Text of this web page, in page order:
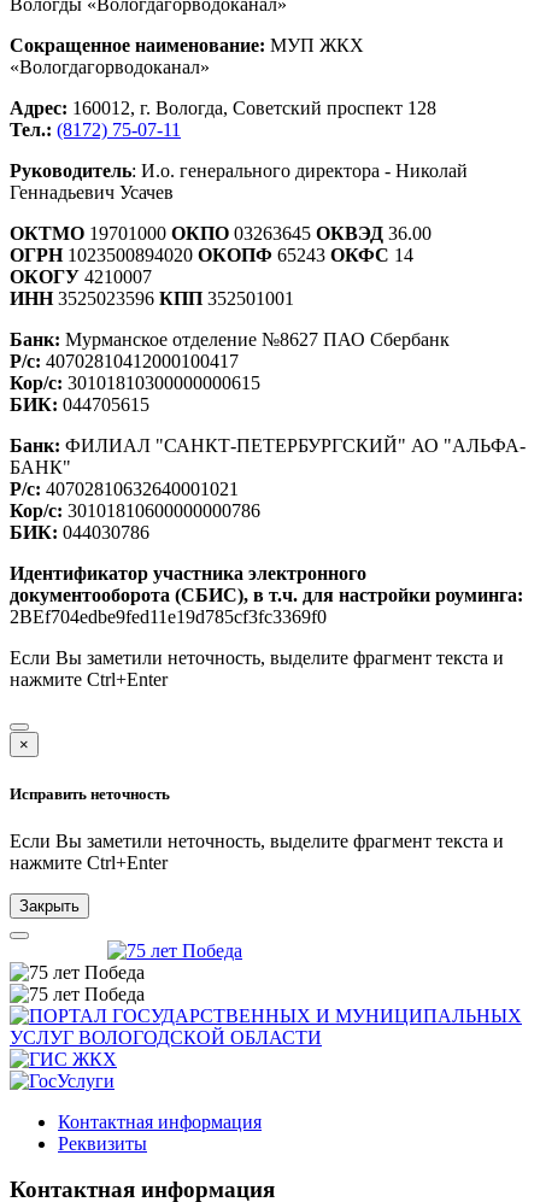
Вологды «Вологдагорводоканал»
Сокращенное наименование: МУП ЖКХ
«Вологдагорводоканал»
Адрес: 160012, г. Вологда, Советский проспект 128
Тел.: (8172) 75-07-11
Руководитель: И.о. генерального директора - Николай
Геннадьевич Усачев
ОКТМО 19701000 ОКПО 03263645 ОКВЭД 36.00
ОГРН1023500894020 ОКОПФ 65243 ОКФС 14
ОКОГУ 4210007
ИНН3525023596 КПП 352501001
Банк: Мурманское отделение №8627 ПАО Сбербанк
Р/с: 40702810412000100417
Кор/с: 30101810300000000615
БИК: 044705615
Банк: ФИЛИАЛ "САНКТ-ПЕТЕРБУРГСКИЙ" АО "АЛЬФА-
БАНК"
Р/с: 40702810632640001021
Кор/с: 30101810600000000786
БИК: 044030786
Идентификатор участника электронного
документооборота (СБИС), в т.ч. для настройки роуминга:
2BEf704edbe9fed11e19d785cf3fc3369f0
Если Вы заметили неточность, выделите фрагмент текста и
нажмите Ctrl+Enter
×
Исправить неточность
Если Вы заметили неточность, выделите фрагмент текста и
нажмите Ctrl+Enter
Закрыть
Контактная информация
Реквизиты
Контактная информация